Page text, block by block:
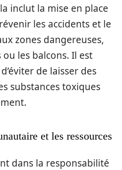
inclut la mise en place
les accidents et le
zones dangereuses,
les balcons. Il est
de laisser des
substances toxiques
et les ressources
dans la responsabilité